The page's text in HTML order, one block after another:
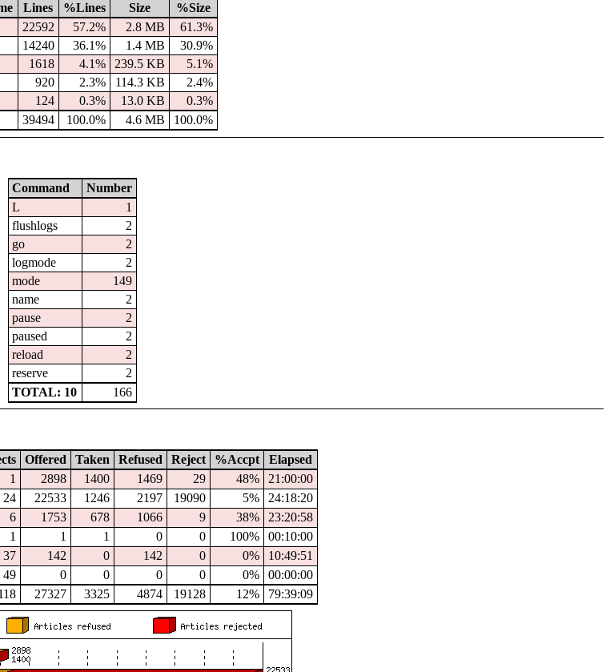
Lines %Lines Size
%Size
22592 57.2% 2.8 MB
61.3%
14240 36.1% 1.4 MB
30.9%
1618 4.1% 239.5 KB
5.1%
920 2.3% 114.3 KB
2.4%
124 0.3% 13.0 KB
0.3%
39494 100.0% 4.6 MB 100.0%
Command
Number
L
1
flushlogs
2
go
2
logmode
2
mode
149
name
2
pause
2
paused
2
reload
2
reserve
2
TOTAL: 10
166
Offered Taken Refused Reject %Accpt
Elapsed
1 2898 1400 1469 29 48%
21:00:00
24 22533 1246 2197 19090 5%
24:18:20
6 1753 678 1066 9 38%
23:20:58
1 1 1 0 0 100%
00:10:00
37 142 0 142 0 0%
10:49:51
49 0 0 0 0 0%
00:00:00
27327 3325 4874 19128 12% 79:39:09